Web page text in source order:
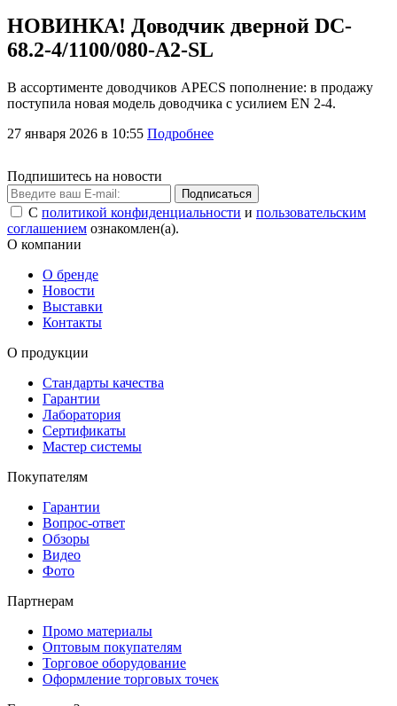
НОВИНКА! Доводчик дверной DC-
68.2-4/1100/080-A2-SL
В ассортименте доводчиков APECS пополнение: в продажу
поступила новая модель доводчика с усилием EN 2-4.
27 января 2026 в 10:55 Подробнее
Подпишитесь на новости
Подписаться
С политикой конфиденциальности и пользовательским
соглашением ознакомлен(а).
О компании
О бренде
Новости
Выставки
Контакты
О продукции
Стандарты качества
Гарантии
Лаборатория
Сертификаты
Мастер системы
Покупателям
Гарантии
Вопрос-ответ
Обзоры
Видео
Фото
Партнерам
Промо материалы
Оптовым покупателям
Торговое оборудование
Оформление торговых точек